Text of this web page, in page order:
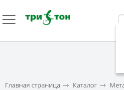
Главная страница Каталог